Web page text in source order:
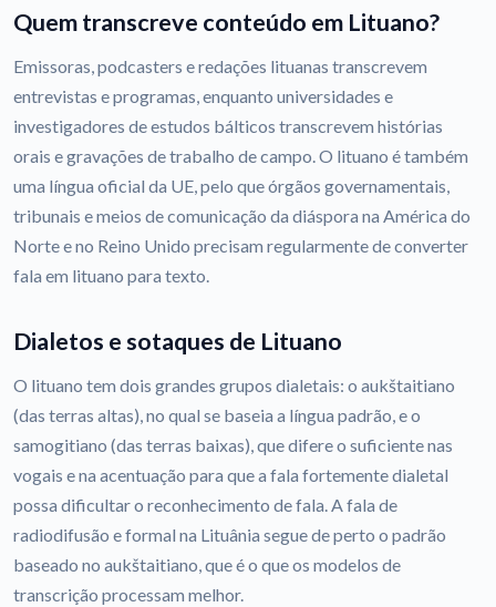
Quem transcreve conteúdo em Lituano?
Emissoras, podcasters e redações lituanas transcrevem
entrevistas e programas, enquanto universidades e
investigadores de estudos bálticos transcrevem histórias
orais e gravações de trabalho de campo. O lituano é também
uma língua oficial da UE, pelo que órgãos governamentais,
tribunais e meios de comunicação da diáspora na América do
Norte e no Reino Unido precisam regularmente de converter
fala em lituano para texto.
Dialetos e sotaques de Lituano
O lituano tem dois grandes grupos dialetais: o aukštaitiano
(das terras altas), no qual se baseia a língua padrão, e o
samogitiano (das terras baixas), que difere o suficiente nas
vogais e na acentuação para que a fala fortemente dialetal
possa dificultar o reconhecimento de fala. A fala de
radiodifusão e formal na Lituânia segue de perto o padrão
baseado no aukštaitiano, que é o que os modelos de
transcrição processam melhor.